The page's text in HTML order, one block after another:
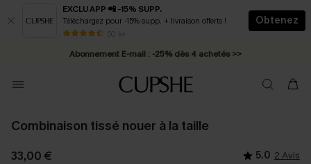
EXCLU APP 📲 -15% SUPP.
Téléchargez pour -15% supp. + livraison offerts !
50 k+
Obtenez
* Livraison éclair 2-3 jours ouvrés >>
Abonnement E-mail : -25% dès 4 achetés >>
Combinaison tissé nouer à la taille
33,00 € 5.0 2 Avis